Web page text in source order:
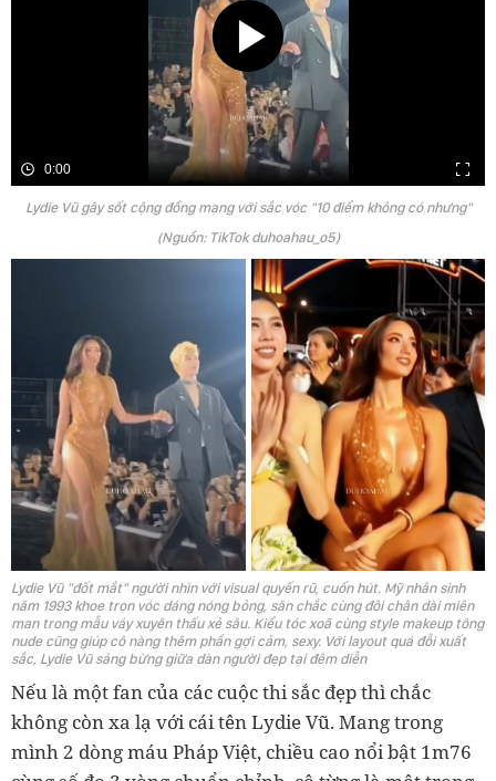
0:00
Lydie Vũ gây sốt cộng đồng mạng với sắc vóc "10 điểm không có nhưng"
(Nguồn: TikTok duhoahau_o5)
Lydie Vũ "đốt mắt" người nhìn với visual quyến rũ, cuốn hút. Mỹ nhân sinh
năm 1993 khoe trọn vóc dáng nóng bỏng, săn chắc cùng đôi chân dài miên
man trong mẫu váy xuyên thấu xẻ sâu. Kiểu tóc xoã cùng style makeup tông
nude cũng giúp cô nàng thêm phần gợi cảm, sexy. Với layout quá đỗi xuất
sắc, Lydie Vũ sáng bừng giữa dàn người đẹp tại đêm diễn
Nếu là một fan của các cuộc thi sắc đẹp thì chắc
không còn xa lạ với cái tên Lydie Vũ. Mang trong
mình 2 dòng máu Pháp Việt, chiều cao nổi bật 1m76